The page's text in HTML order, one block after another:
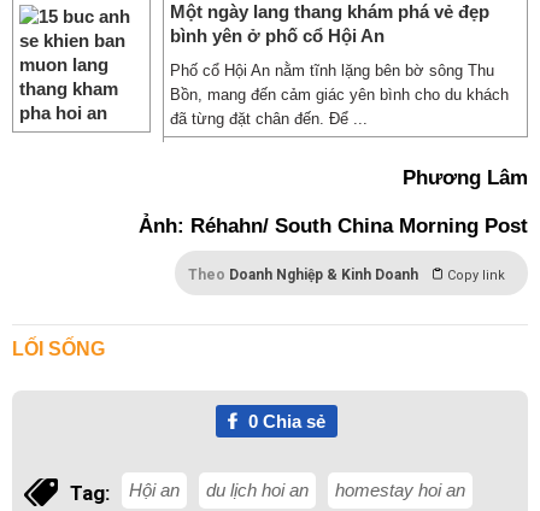
Một ngày lang thang khám phá vẻ đẹp
bình yên ở phố cổ Hội An
Phố cổ Hội An nằm tĩnh lặng bên bờ sông Thu
Bồn, mang đến cảm giác yên bình cho du khách
đã từng đặt chân đến. Để ...
Phương Lâm
Ảnh: Réhahn/ South China Morning Post
Theo Doanh Nghiệp & Kinh Doanh Copy link
LỐI SỐNG
0Chia sẻ
Tag: Hội an du lịch hoi an homestay hoi an